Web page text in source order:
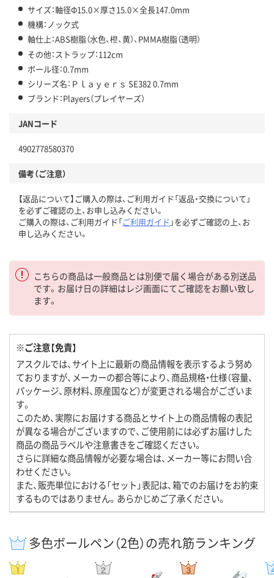
サイズ：軸径Φ15.0×厚さ15.0×全長147.0mm
機構：ノック式
軸仕上：ABS樹脂（水色、橙、黄）、PMMA樹脂（透明）
その他：ストラップ：112cm
ボール径：0.7mm
シリーズ名：Ｐｌａｙｅｒｓ SE382 0.7mm
ブランド：Players（プレイヤーズ）
JANコード
4902778580370
備考（ご注意）
【返品について】ご購入の際は、ご利用ガイド「返品・交換について」
を必ずご確認の上、お申し込みください。
ご購入の際は、ご利用ガイド「ご利用ガイド 」を必ずご確認の上、お
申し込みください。
こちらの商品は一般商品とは別便で届く場合がある別送品
です。お届け日の詳細はレジ画面にてご確認をお願い致し
ます。
※ご注意【免責】
アスクルでは、サイト上に最新の商品情報を表示するよう努め
ておりますが、メーカーの都合等により、商品規格・仕様（容量、
パッケージ、原材料、原産国など）が変更される場合がございま
す。
このため、実際にお届けする商品とサイト上の商品情報の表記
が異なる場合がございますので、ご使用前には必ずお届けした
商品の商品ラベルや注意書きをご確認ください。
さらに詳細な商品情報が必要な場合は、メーカー等にお問い合
わせください。
また、販売単位における「セット」表記は、箱でのお届けをお約束
するものではありません。あらかじめご了承ください。
多色ボールペン（2色）の売れ筋ランキング